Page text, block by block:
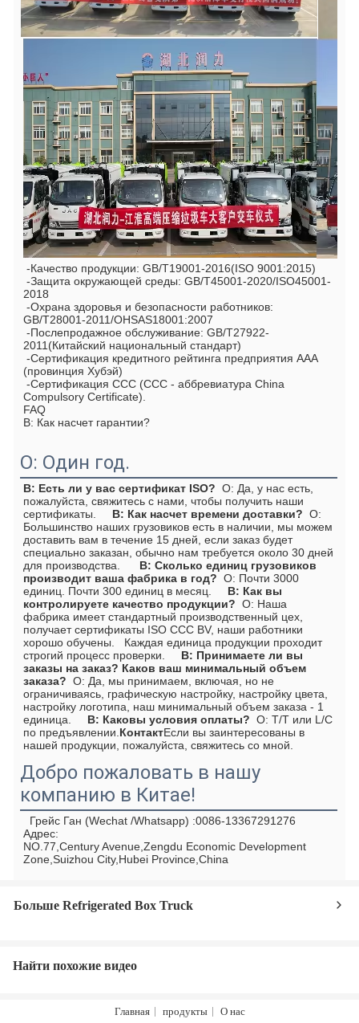
-Качество продукции: GB/T19001-2016(ISO 9001:2015)
2018
GB/T28001-2011/OHSAS18001:2007
2011(Китайский национальный стандарт)
(провинция Хубэй)
Compulsory Certificate).
FAQ
В: Как насчет гарантии?
О: Один год.
В: Есть ли у вас сертификат ISO?
  О: Да, у нас есть,
пожалуйста, свяжитесь с нами, чтобы получить наши
сертификаты. В: Как насчет времени доставки?
  О:
Большинство наших грузовиков есть в наличии, мы можем
доставить вам в течение 15 дней, если заказ будет
специально заказан, обычно нам требуется около 30 дней
для производства. В: Сколько единиц грузовиков
производит ваша фабрика в год?
  О: Почти 3000
единиц. Почти 300 единиц в месяц. В: Как вы
контролируете качество продукции?
  О: Наша
фабрика имеет стандартный производственный цех,
получает сертификаты ISO CCC BV, наши работники
хорошо обучены.   Каждая единица продукции проходит
строгий процесс проверки. В: Принимаете ли вы
заказы на заказ? Каков ваш минимальный объем
заказа?
  О: Да, мы принимаем, включая, но не
ограничиваясь, графическую настройку, настройку цвета,
настройку логотипа, наш минимальный объем заказа - 1
единица. В: Каковы условия оплаты?
  О: T/T или L/C
по предъявлении. КонтактЕсли вы заинтересованы в
нашей продукции, пожалуйста, свяжитесь со мной.
Добро пожаловать в нашу
компанию в Китае!
Адрес:
NO.77,Century Avenue,Zengdu Economic Development
Zone,Suizhou City,Hubei Province,China
Больше Refrigerated Box Truck
Найти похожие видео
Главная продукты О нас